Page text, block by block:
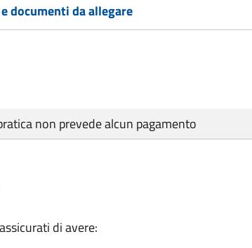
documenti da allegare
non prevede alcun pagamento
di avere: